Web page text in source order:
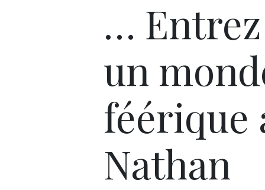
…
un
féérique
Nathan